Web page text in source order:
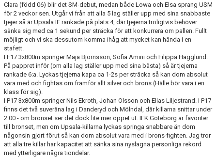
RESULTAT
SOMMARFRIIDROTTSSKOLAN
STATISTIK
Clara (född 06) blir det SM-debut, medan både Lowa och Elsa sprang USM
för 2 veckor sen. Utgår vi från att alla 5 lag ställer upp med sina snabbaste
tjejer så är Upsala IF rankade på plats 4, där tjejerna troligtvis behöver
sänka sig med ca 1 sekund per sträcka för att konkurrera om pallen. Fullt
möjligt och vi ska dessutom komma ihåg att mycket kan hända i en
stafett.
I F17 3x800m springer Maja Björnsson, Sofia Amini och Filippa Hägglund.
På pappret inför (om alla lag ställer upp med sina bästa) så är tjejerna
rankade 6:a. Lyckas tjejerna kapa ca 1-2s per sträcka så kan dom absolut
vara med och fightas om framför allt silver och brons (Hälle bör vara i en
klass för sig).
I P17 3x800m springer Nils Ekroth, Johan Olsson och Elias Liljestrand. I P17
finns det två suveräna lag i Danderyd och Mölndal, där killarna snittar under
2:00 - om bronset ser det dock lite mer öppet ut. IFK Göteborg är favoriter
till bronset, men om Upsala-killarna lyckas springa snabbare än dom
någonsin gjort förut så kan dom absolut vara med i brons-fighten. Jag tror
att alla tre killar har kapacitet att sänka sina nyslagna personliga rekord
med ytterligare några tiondelar.